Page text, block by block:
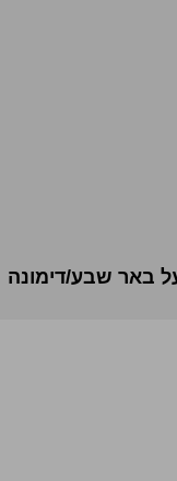
באר שבע/דימונה